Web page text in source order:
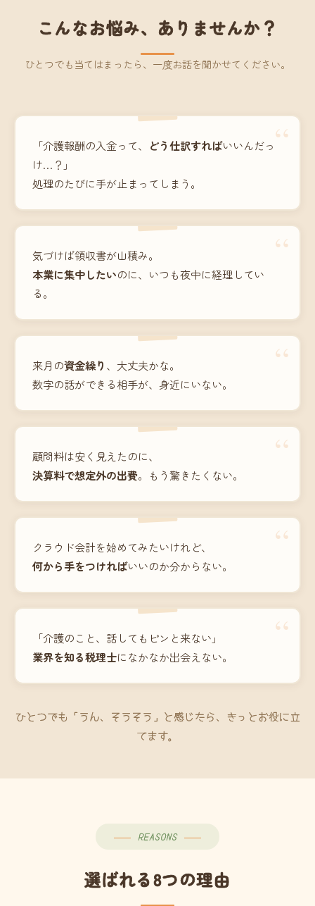
こんなお悩み、ありませんか？
ひとつでも当てはまったら、一度お話を聞かせてください。
“
「介護報酬の入金って、 どう仕訳すればいいんだっ
け…？」
処理のたびに手が止まってしまう。
“
気づけば領収書が山積み。
本業に集中したいのに、いつも夜中に経理してい
る。
“
来月の資金繰り 、大丈夫かな。
数字の話ができる相手が、身近にいない。
“
顧問料は安く見えたのに、
決算料で想定外の出費。もう驚きたくない。
“
クラウド会計を始めてみたいけれど、
何から手をつければいいのか分からない。
“
「介護のこと、話してもピンと来ない」
業界を知る税理士になかなか出会えない。
ひとつでも「うん、そうそう」と感じたら、きっとお役に立
てます。
REASONS
選ばれる8つの理由